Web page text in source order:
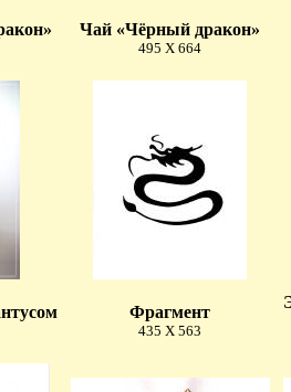
Чай «Чёрный дракон»
495 X 664
Фрагмент
435 X 563